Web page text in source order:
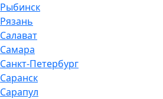
Рыбинск
Рязань
Салават
Самара
Санкт-Петербург
Саранск
Сарапул